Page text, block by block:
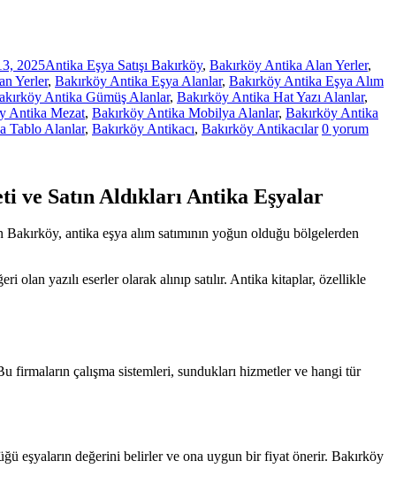
2025Antika Eşya Satışı Bakırköy, Bakırköy Antika Alan Yerler,
Yerler, Bakırköy Antika Eşya Alanlar, Bakırköy Antika Eşya Alım
Antika Gümüş Alanlar, Bakırköy Antika Hat Yazı Alanlar,
Antika Mezat, Bakırköy Antika Mobilya Alanlar, Bakırköy Antika
Tablo Alanlar, Bakırköy Antikacı, Bakırköy Antikacılar 0 yorum
ve Satın Aldıkları Antika Eşyalar
antika eşya alım satımının yoğun olduğu bölgelerden
yazılı eserler olarak alınıp satılır. Antika kitaplar, özellikle
firmaların çalışma sistemleri, sundukları hizmetler ve hangi tür
eşyaların değerini belirler ve ona uygun bir fiyat önerir. Bakırköy